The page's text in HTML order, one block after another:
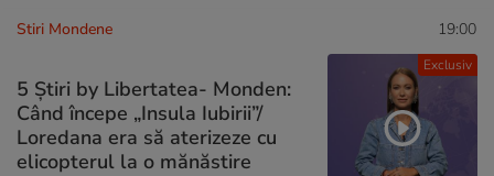
Exclusiv
Stiri Mondene 19:00
5 Știri by Libertatea- Monden:
Când începe „Insula Iubirii”/
Loredana era să aterizeze cu
elicopterul la o mănăstire